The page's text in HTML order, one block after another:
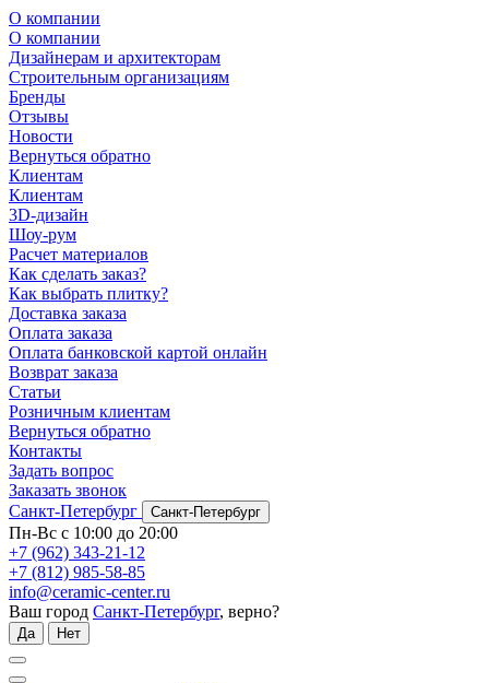
О компании
О компании
Дизайнерам и архитекторам
Строительным организациям
Бренды
Отзывы
Новости
Вернуться обратно
Клиентам
Клиентам
3D-дизайн
Шоу-рум
Расчет материалов
Как сделать заказ?
Как выбрать плитку?
Доставка заказа
Оплата заказа
Оплата банковской картой онлайн
Возврат заказа
Статьи
Розничным клиентам
Вернуться обратно
Контакты
Задать вопрос
Заказать звонок
Санкт-Петербург
Санкт-Петербург
Пн-Вс с 10:00 до 20:00
+7 (962) 343-21-12
+7 (812) 985-58-85
info@ceramic-center.ru
Ваш город Санкт-Петербург, верно?
Да Нет